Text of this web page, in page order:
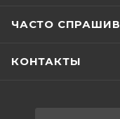
ЧАСТО
КОНТАКТЫ